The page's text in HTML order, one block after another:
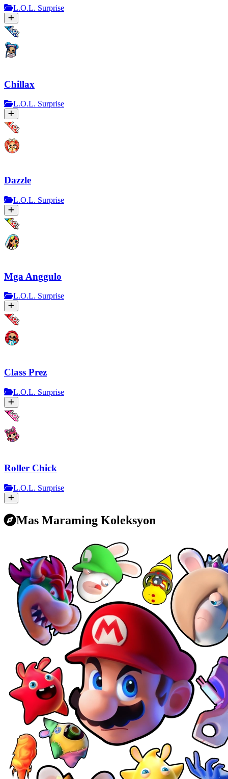
L.O.L. Surprise
Chillax
L.O.L. Surprise
Dazzle
L.O.L. Surprise
Mga Anggulo
L.O.L. Surprise
Class Prez
L.O.L. Surprise
Roller Chick
L.O.L. Surprise
Mas Maraming Koleksyon